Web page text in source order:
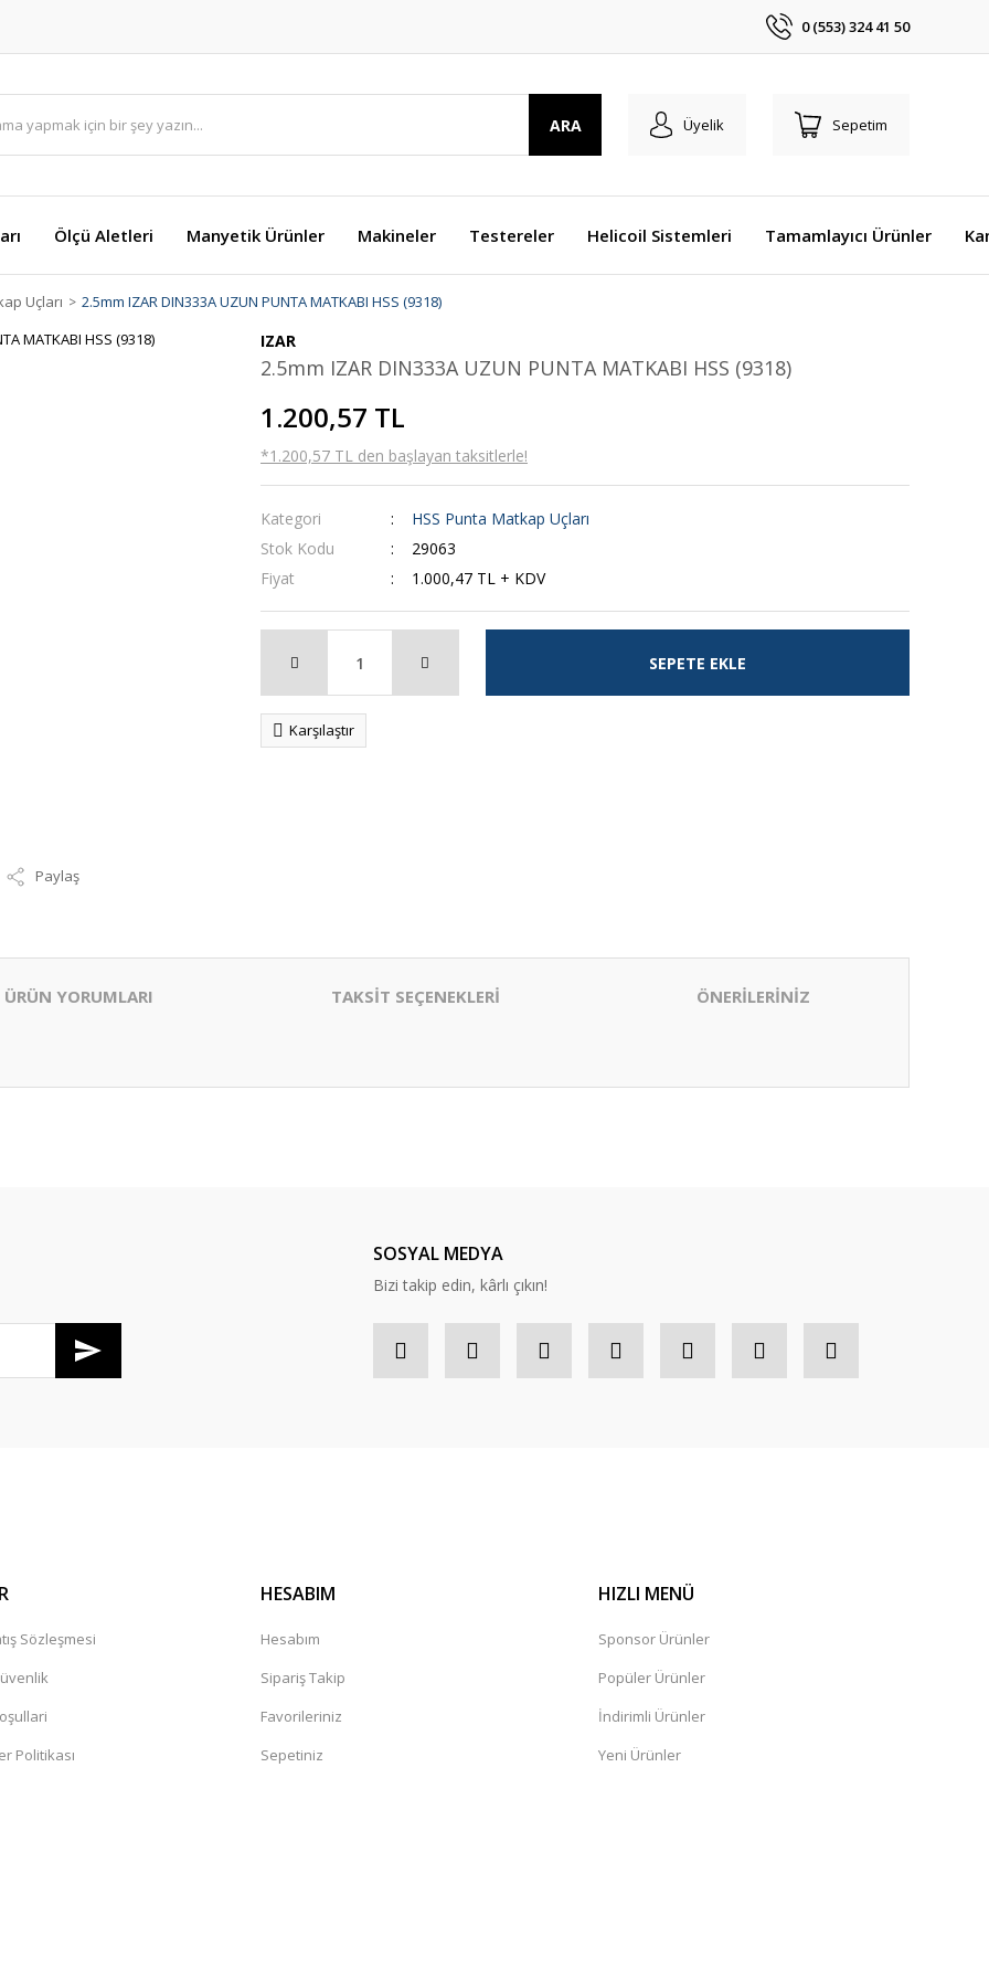
0 (553) 324 41 50
ARA Üyelik Sepetim
Ölçü Aletleri Manyetik Ürünler Makineler Testereler Helicoil Sistemleri Tamamlayıcı Ürünler
Uçları 2.5mm IZAR DIN333A UZUN PUNTA MATKABI HSS (9318)
Paylaş
IZAR
2.5mm IZAR DIN333A UZUN PUNTA MATKABI HSS (9318)
1.200,57 TL
*1.200,57 TL den başlayan taksitlerle!
Kategori
HSS Punta Matkap Uçları
Stok Kodu
29063
Fiyat
1.000,47 TL + KDV
SEPETE EKLE
Karşılaştır
ÜRÜN YORUMLARI TAKSİT SEÇENEKLERİ ÖNERİLERİNİZ
SOSYAL MEDYA
Bizi takip edin, kârlı çıkın!
Sözleşmesi
Politikası
HESABIM
Hesabım
Sipariş Takip
Favorileriniz
Sepetiniz
HIZLI MENÜ
Sponsor Ürünler
Popüler Ürünler
İndirimli Ürünler
Yeni Ürünler